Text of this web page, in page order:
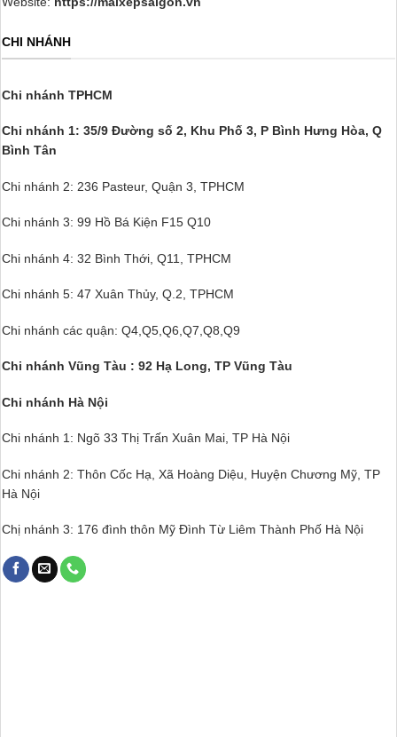
CHI NHÁNH
Chi nhánh TPHCM
Chi nhánh 1: 35/9 Đường số 2, Khu Phố 3, P Bình Hưng Hòa, Q
Bình Tân
Chi nhánh 2: 236 Pasteur, Quận 3, TPHCM
Chi nhánh 3: 99 Hồ Bá Kiện F15 Q10
Chi nhánh 4: 32 Bình Thới, Q11, TPHCM
Chi nhánh 5: 47 Xuân Thủy, Q.2, TPHCM
Chi nhánh các quận: Q4,Q5,Q6,Q7,Q8,Q9
Chi nhánh Vũng Tàu : 92 Hạ Long, TP Vũng Tàu
Chi nhánh Hà Nội
Chi nhánh 1: Ngõ 33 Thị Trấn Xuân Mai, TP Hà Nội
Chi nhánh 2: Thôn Cốc Hạ, Xã Hoàng Diệu, Huyện Chương Mỹ, TP
Hà Nội
Chị nhánh 3: 176 đình thôn Mỹ Đình Từ Liêm Thành Phố Hà Nội